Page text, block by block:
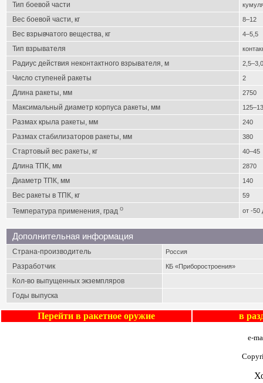
Тип боевой части
Вес боевой части, кг 8–12
Вес взрывчатого вещества, кг 4–5,5
Тип взрывателя
Радиус действия неконтактного взрывателя, м 2,5–3,0
Число ступеней ракеты 2
Длина ракеты, мм 2750
Максимальный диаметр корпуса ракеты, мм
Размах крыла ракеты, мм 240
Размах стабилизаторов ракеты, мм 380
Стартовый вес ракеты, кг 40–45
Длина ТПК, мм 2870
Диаметр ТПК, мм 140
Вес ракеты в ТПК, кг 59
Температура применения, град o от -50
Дополнительная информация
Страна-производитель Россия
Разработчик КБ «Приборостроения»
Кол-во выпущенных экземпляров
Годы выпуска
Перейти в ракетное оружие в
e-